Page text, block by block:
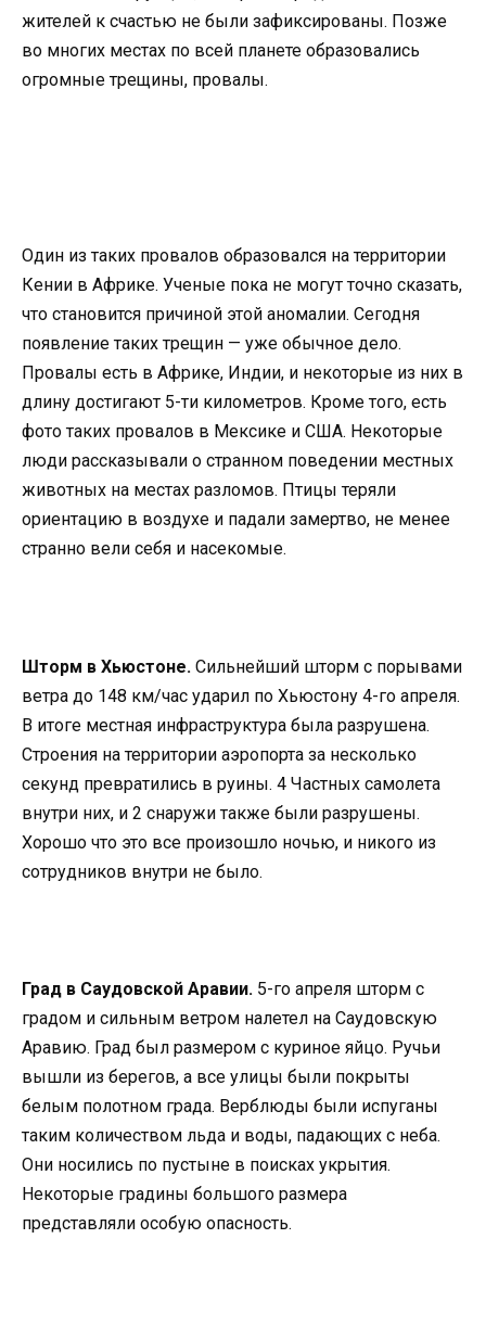
жителей к счастью не были зафиксированы. Позже
во многих местах по всей планете образовались
огромные трещины, провалы.
Один из таких провалов образовался на территории
Кении в Африке. Ученые пока не могут точно сказать,
что становится причиной этой аномалии. Сегодня
появление таких трещин — уже обычное дело.
Провалы есть в Африке, Индии, и некоторые из них в
длину достигают 5-ти километров. Кроме того, есть
фото таких провалов в Мексике и США. Некоторые
люди рассказывали о странном поведении местных
животных на местах разломов. Птицы теряли
ориентацию в воздухе и падали замертво, не менее
странно вели себя и насекомые.
Шторм в Хьюстоне. Сильнейший шторм с порывами
ветра до 148 км/час ударил по Хьюстону 4-го апреля.
В итоге местная инфраструктура была разрушена.
Строения на территории аэропорта за несколько
секунд превратились в руины. 4 Частных самолета
внутри них, и 2 снаружи также были разрушены.
Хорошо что это все произошло ночью, и никого из
сотрудников внутри не было.
Град в Саудовской Аравии. 5-го апреля шторм с
градом и сильным ветром налетел на Саудовскую
Аравию. Град был размером с куриное яйцо. Ручьи
вышли из берегов, а все улицы были покрыты
белым полотном града. Верблюды были испуганы
таким количеством льда и воды, падающих с неба.
Они носились по пустыне в поисках укрытия.
Некоторые градины большого размера
представляли особую опасность.